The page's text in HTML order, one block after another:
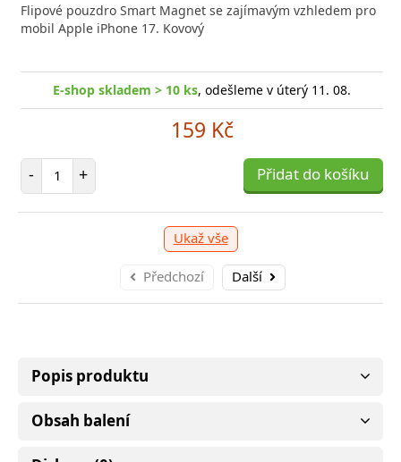
Flipové pouzdro Smart Magnet se zajímavým vzhledem pro
mobil Apple iPhone 17. Kovový
E-shop skladem > 10 ks, odešleme v úterý 11. 08.
159 Kč
- Počet položek
+ Přidat do košíku
Ukaž vše
Předchozí Další
FIXED zajistí rychlé a bezpečné nabíjení
moderního smartphonu,
položek
+ Přidat do košíku -
Popis produktu
Obsah balení